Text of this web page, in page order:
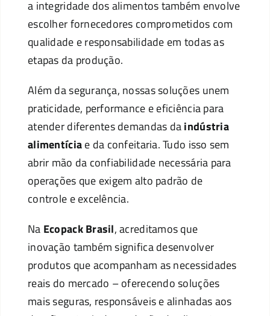
a integridade dos alimentos também envolve
escolher fornecedores comprometidos com
qualidade e responsabilidade em todas as
etapas da produção.
Além da segurança, nossas soluções unem
praticidade, performance e eficiência para
atender diferentes demandas daindústria
alimentíciae da confeitaria. Tudo isso sem
abrir mão da confiabilidade necessária para
operações que exigem alto padrão de
controle e excelência.
Na Ecopack Brasil, acreditamos que
inovação também significa desenvolver
produtos que acompanham as necessidades
reais do mercado – oferecendo soluções
mais seguras, responsáveis e alinhadas aos